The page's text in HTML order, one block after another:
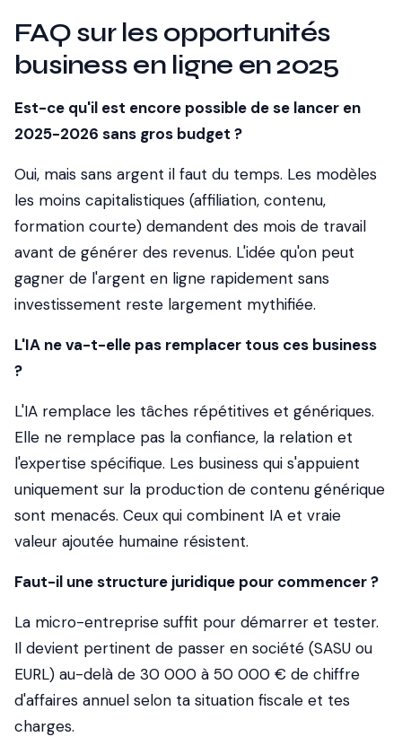
FAQ sur les opportunités
business en ligne en 2025
Est-ce qu'il est encore possible de se lancer en
2025-2026 sans gros budget ?
Oui, mais sans argent il faut du temps. Les modèles
les moins capitalistiques (affiliation, contenu,
formation courte) demandent des mois de travail
avant de générer des revenus. L'idée qu'on peut
gagner de l'argent en ligne rapidement sans
investissement reste largement mythifiée.
L'IA ne va-t-elle pas remplacer tous ces business
?
L'IA remplace les tâches répétitives et génériques.
Elle ne remplace pas la confiance, la relation et
l'expertise spécifique. Les business qui s'appuient
uniquement sur la production de contenu générique
sont menacés. Ceux qui combinent IA et vraie
valeur ajoutée humaine résistent.
Faut-il une structure juridique pour commencer ?
La micro-entreprise suffit pour démarrer et tester.
Il devient pertinent de passer en société (SASU ou
EURL) au-delà de 30 000 à 50 000 € de chiffre
d'affaires annuel selon ta situation fiscale et tes
charges.